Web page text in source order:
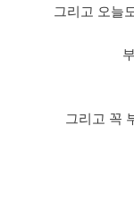
그리고 오늘
그리고 꼭